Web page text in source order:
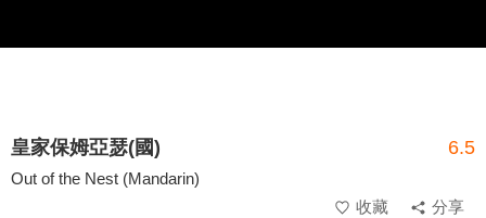
皇家保姆亞瑟(國) 6.5
Out of the Nest (Mandarin)
收藏
分享